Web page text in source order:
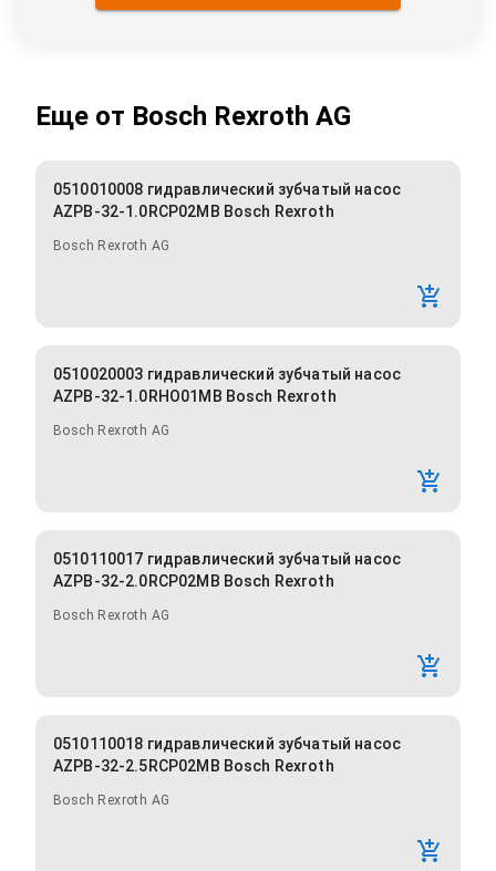
Еще от Bosch Rexroth AG
0510010008 гидравлический зубчатый насос
AZPB-32-1.0RCP02MB Bosch Rexroth
Bosch Rexroth AG
0510020003 гидравлический зубчатый насос
AZPB-32-1.0RHO01MB Bosch Rexroth
Bosch Rexroth AG
0510110017 гидравлический зубчатый насос
AZPB-32-2.0RCP02MB Bosch Rexroth
Bosch Rexroth AG
0510110018 гидравлический зубчатый насос
AZPB-32-2.5RCP02MB Bosch Rexroth
Bosch Rexroth AG